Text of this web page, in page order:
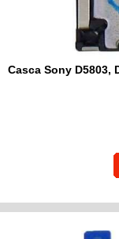
Casca Sony D5803,